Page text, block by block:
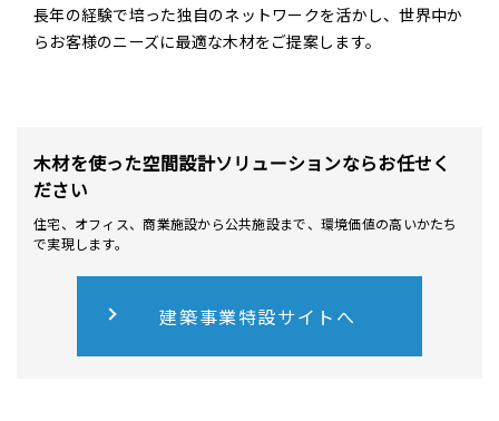
長年の経験で培った独自のネットワークを活かし、世界中か
らお客様のニーズに最適な木材をご提案します。
木材を使った空間設計ソリューションならお任せく
ださい
住宅、オフィス、商業施設から公共施設まで、環境価値の高いかたち
で実現します。
建築事業特設サイトへ